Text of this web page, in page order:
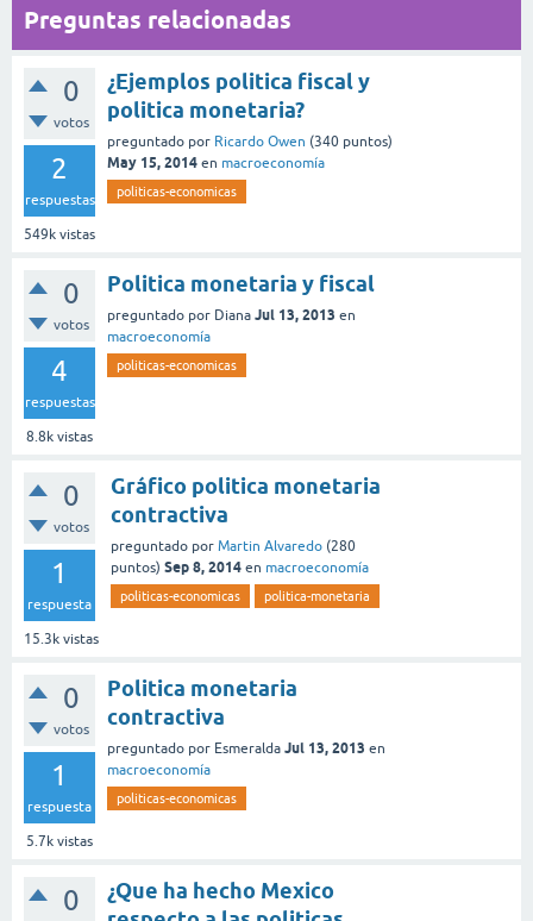
Preguntas relacionadas
0
votos
2
respuestas
549k vistas
¿Ejemplos politica fiscal y
politica monetaria?
preguntado por Ricardo Owen (340 puntos)
May 15, 2014 en macroeconomía
politicas-economicas
0
votos
4
respuestas
8.8k vistas
Politica monetaria y fiscal
preguntado por Diana Jul 13, 2013 en
macroeconomía
politicas-economicas
0
votos
1
respuesta
15.3k vistas
Gráfico politica monetaria
contractiva
preguntado por Martin Alvaredo (280
puntos) Sep 8, 2014 en macroeconomía
politicas-economicas politica-monetaria
0
votos
1
respuesta
5.7k vistas
Politica monetaria
contractiva
preguntado por Esmeralda Jul 13, 2013 en
macroeconomía
politicas-economicas
0
¿Que ha hecho Mexico